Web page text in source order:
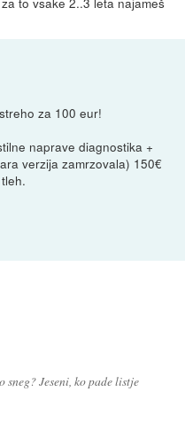
za 100 eur!
naprave diagnostika +
verzija zamrzovala) 150€
sneg? Jeseni, ko pade listje